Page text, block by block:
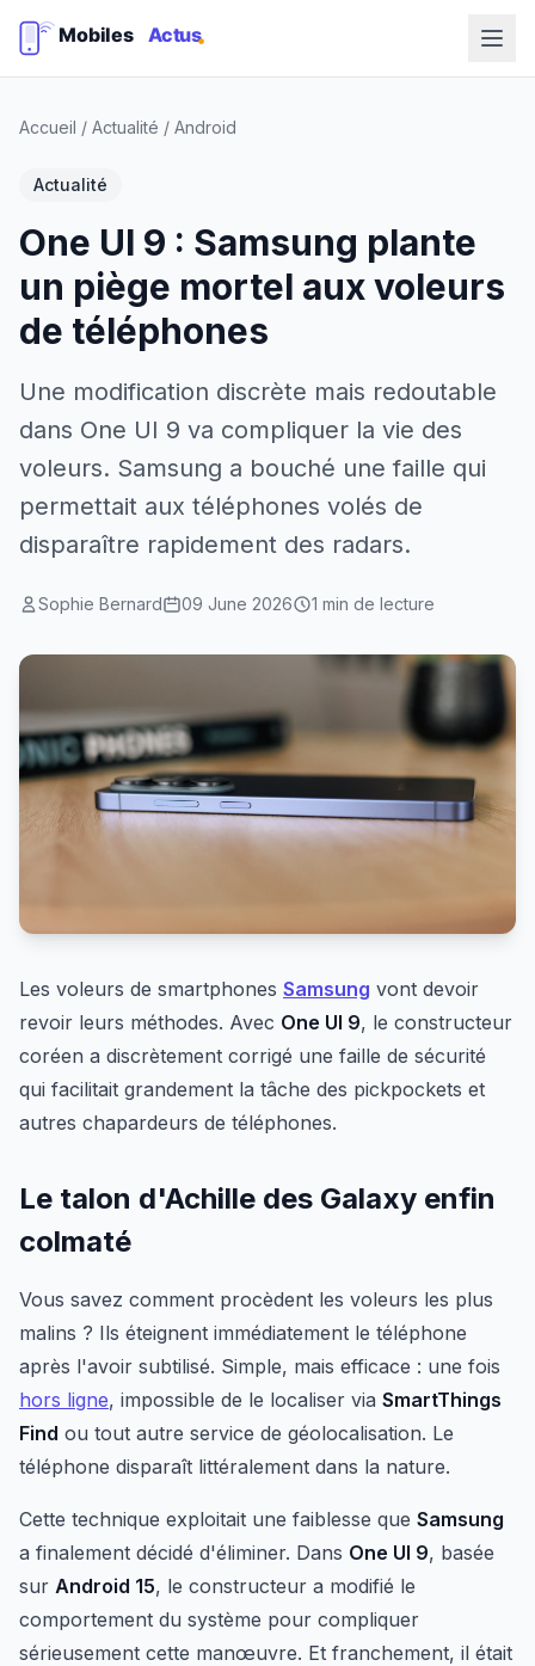
Accueil / Actualité / Android
Actualité
One UI 9 : Samsung plante
un piège mortel aux voleurs
de téléphones
Une modification discrète mais redoutable
dans One UI 9 va compliquer la vie des
voleurs. Samsung a bouché une faille qui
permettait aux téléphones volés de
disparaître rapidement des radars.
Sophie Bernard 09 June 2026 1 min de lecture
Les voleurs de smartphones Samsung vont devoir
revoir leurs méthodes. Avec One UI 9, le constructeur
coréen a discrètement corrigé une faille de sécurité
qui facilitait grandement la tâche des pickpockets et
autres chapardeurs de téléphones.
Le talon d'Achille des Galaxy enfin
colmaté
Vous savez comment procèdent les voleurs les plus
malins ? Ils éteignent immédiatement le téléphone
après l'avoir subtilisé. Simple, mais efficace : une fois
hors ligne, impossible de le localiser via SmartThings
Find ou tout autre service de géolocalisation. Le
téléphone disparaît littéralement dans la nature.
Cette technique exploitait une faiblesse que Samsung
a finalement décidé d'éliminer. Dans One UI 9, basée
sur Android 15, le constructeur a modifié le
comportement du système pour compliquer
sérieusement cette manœuvre. Et franchement, il était